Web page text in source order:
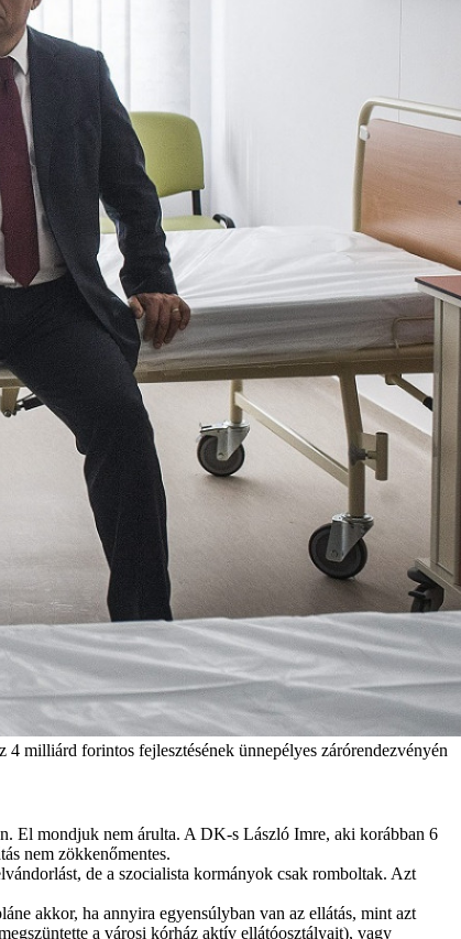
milliárd forintos fejlesztésének ünnepélyes zárórendezvényén
El mondjuk nem árulta. A DK-s László Imre, aki korábban 6
nem zökkenőmentes.
de a szocialista kormányok csak romboltak. Azt
akkor, ha annyira egyensúlyban van az ellátás, mint azt
a városi kórház aktív ellátóosztályait), vagy